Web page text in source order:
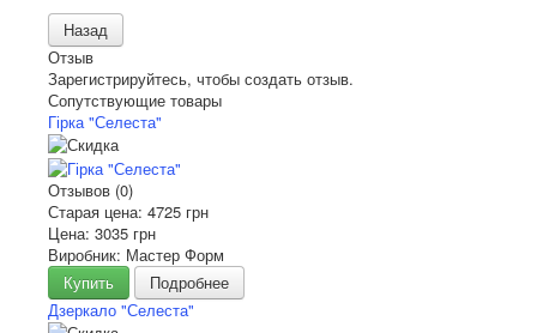
Отзыв
Зарегистрируйтесь, чтобы создать отзыв.
Сопутствующие товары
Гірка "Селеста"
Отзывов (0)
Старая цена: 4725 грн
Цена: 3035 грн
Виробник: Мастер Форм
Купить
Подробнее
Дзеркало "Селеста"